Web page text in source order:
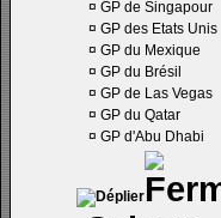
¤ GP de Singapour
¤ GP des Etats Unis
¤ GP du Mexique
¤ GP du Brésil
¤ GP de Las Vegas
¤ GP du Qatar
¤ GP d'Abu Dhabi